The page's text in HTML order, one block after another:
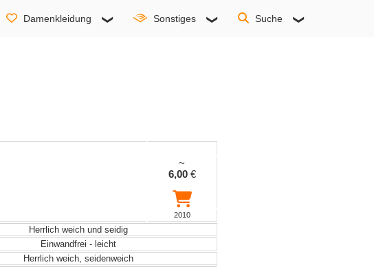
Damenkleidung Sonstiges Suche
~
6,00€
2010
Herrlich weich und seidig
Einwandfrei - leicht
Herrlich weich, seidenweich